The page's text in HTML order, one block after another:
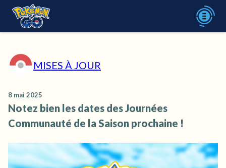
MISES À JOUR
8 mai 2025
Notez bien les dates des Journées
Communauté de la Saison prochaine !